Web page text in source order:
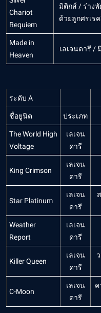
Chariot
Requiem
มิติกส์ / ร่าง
ด้วยลูกศรเรค
Made in
Heaven
เลเจนดารี /
ระดับ A
ชื่อยูนิต ประเภท
The World High
Voltage
เลเจน
ดารี
King Crimson
เลเจน
ดารี
Star Platinum
เลเจน
ดารี
Weather
Report
เลเจน
ดารี
Killer Queen
เลเจน
ดารี
C-Moon
เลเจน
ดารี
ค